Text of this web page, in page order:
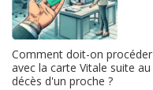
Comment doit-on procéder
avec la carte Vitale suite au
décès d'un proche ?